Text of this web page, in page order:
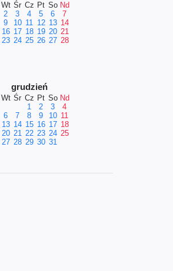
Wt Śr Cz Pt So Nd
2 3 4 5 6
7
9 10 11 12 13 14
16 17 18 19 20 21
23 24 25 26 27 28
grudzień
Wt Śr Cz Pt So Nd
1
2 3
4
6 7 8 9 10 11
13 14 15 16 17 18
20 21 22 23 24 25
27 28 29 30 31